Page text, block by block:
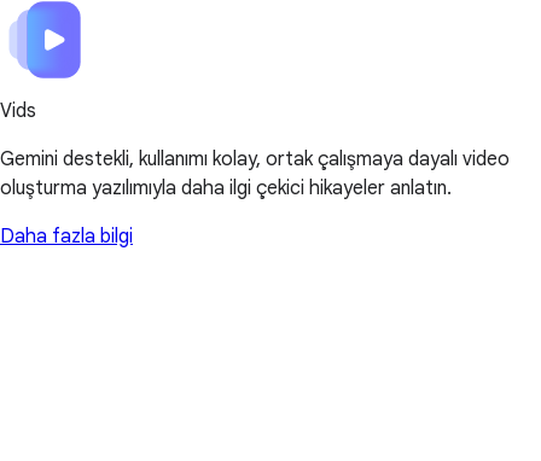
Vids
Gemini destekli, kullanımı kolay, ortak çalışmaya dayalı video
oluşturma yazılımıyla daha ilgi çekici hikayeler anlatın.
Daha fazla bilgi